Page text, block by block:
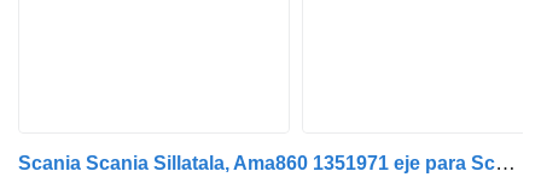
Scania Scania Sillatala, Ama860 1351971 eje para Scania P94 cabeza tractora